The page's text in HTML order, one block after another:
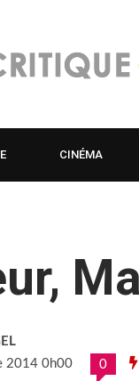
CINÉMA
2014 0h00
0